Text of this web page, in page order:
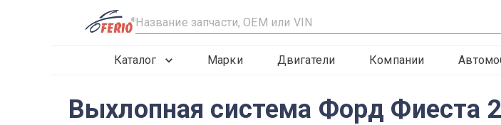
R
Каталог Марки Двигатели Компании
Выхлопная система Форд Фиеста